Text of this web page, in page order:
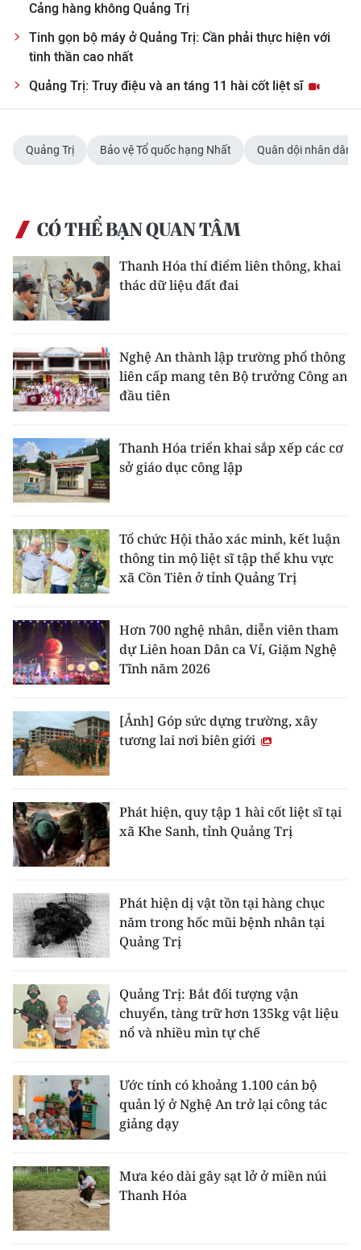
Cảng hàng không Quảng Trị
Tinh gọn bộ máy ở Quảng Trị: Cần phải thực hiện với
tinh thần cao nhất
Quảng Trị: Truy điệu và an táng 11 hài cốt liệt sĩ
Quảng Trị Bảo vệ Tổ quốc hạng Nhất Quân dội nhân dân
CÓ THỂ BẠN QUAN TÂM
Thanh Hóa thí điểm liên thông, khai
thác dữ liệu đất đai
Nghệ An thành lập trường phổ thông
liên cấp mang tên Bộ trưởng Công an
đầu tiên
Thanh Hóa triển khai sắp xếp các cơ
sở giáo dục công lập
Tổ chức Hội thảo xác minh, kết luận
thông tin mộ liệt sĩ tập thể khu vực
xã Cồn Tiên ở tỉnh Quảng Trị
Hơn 700 nghệ nhân, diễn viên tham
dự Liên hoan Dân ca Ví, Giặm Nghệ
Tĩnh năm 2026
[Ảnh] Góp sức dựng trường, xây
tương lai nơi biên giới
Phát hiện, quy tập 1 hài cốt liệt sĩ tại
xã Khe Sanh, tỉnh Quảng Trị
Phát hiện dị vật tồn tại hàng chục
năm trong hốc mũi bệnh nhân tại
Quảng Trị
Quảng Trị: Bắt đối tượng vận
chuyển, tàng trữ hơn 135kg vật liệu
nổ và nhiều mìn tự chế
Ước tính có khoảng 1.100 cán bộ
quản lý ở Nghệ An trở lại công tác
giảng dạy
Mưa kéo dài gây sạt lở ở miền núi
Thanh Hóa